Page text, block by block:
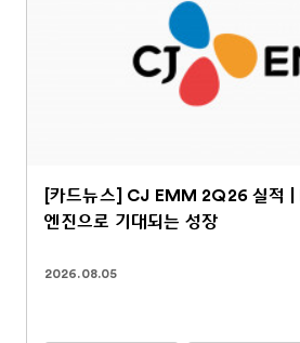
[카드뉴스] CJ EMM 2Q26 실적 |
엔진으로 기대되는 성장
2026.08.05